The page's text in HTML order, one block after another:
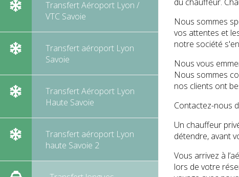
Transfert Aéroport Lyon /
VTC Savoie
Transfert aéroport Lyon
Savoie
Transfert Aéroport Lyon
Haute Savoie
Transfert aéroport Lyon
haute Savoie 2
Nous sommes
vos attentes et
notre société
Nous vous
Nous sommes
nos clients ont
Contactez-nous
Un chauffeur
détendre, avant
Vous arrivez à
lors de votre